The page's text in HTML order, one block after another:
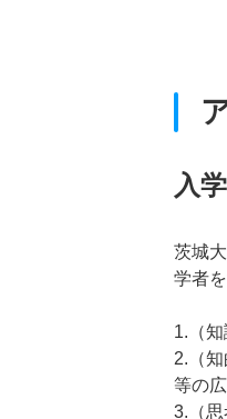
入
茨城
学者
1.（
2.（
等の
3.（